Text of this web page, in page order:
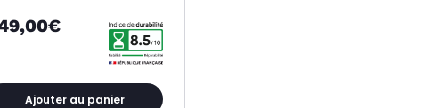
Ajouter au panier